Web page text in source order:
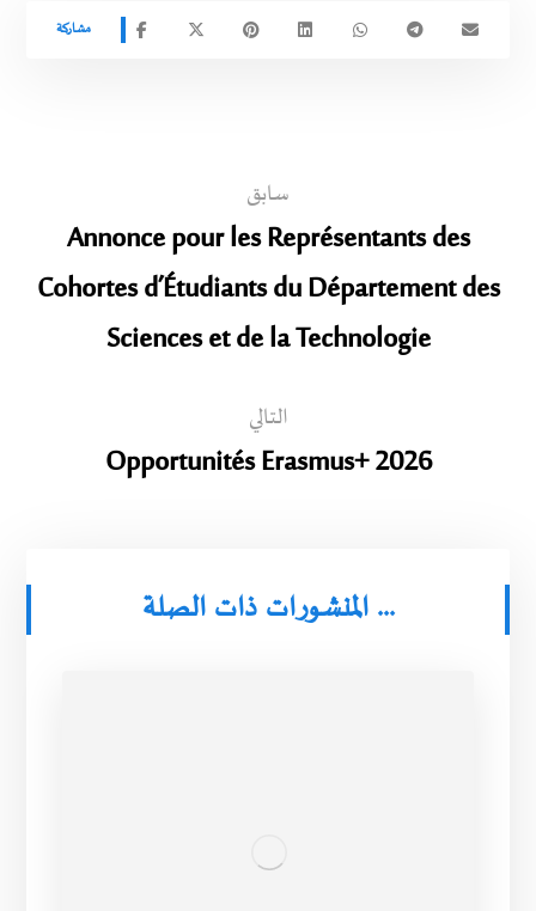
سابق
Annonce pour les Représentants des
Cohortes d’Étudiants du Département des
Sciences et de la Technologie
التالي
Opportunités Erasmus+ 2026
المنشورات ذات الصلة ...